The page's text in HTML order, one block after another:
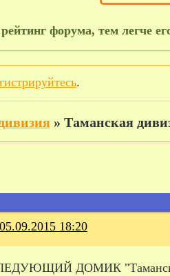
форума, тем легче
.
» Таманская
05.09.2015 18:20
ДОМИК